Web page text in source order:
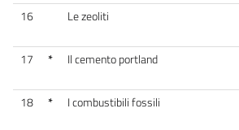
16
Le zeoliti
17
* Il cemento portland
18
* I combustibili fossili